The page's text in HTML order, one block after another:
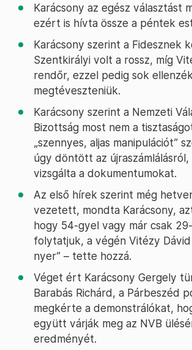
Karácsony az egész választást
ezért is hívta össze a péntek
Karácsony szerint a Fidesznek
Szentkirályi volt a rossz, míg
rendőr, ezzel pedig sok
megtéveszteniük.
Karácsony szerint a Nemzeti
Bizottság most nem a
„szennyes, aljas manipulációt”
úgy döntött az újraszámlálásról,
vizsgálta a dokumentumokat.
Az első hírek szerint még
vezetett, mondta Karácsony,
hogy 54-gyel vagy már csak
folytatjuk, a végén Vitézy
nyer” – tette hozzá.
Véget ért Karácsony Gergely
Barabás Richárd, a Párbeszéd
megkérte a demonstrálókat,
együtt várják meg az NVB
eredményét.